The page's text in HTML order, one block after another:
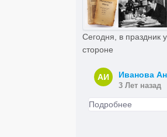
Сегодня, в праздник
стороне
АИ Иванова
3 Лет назад
Подробнее